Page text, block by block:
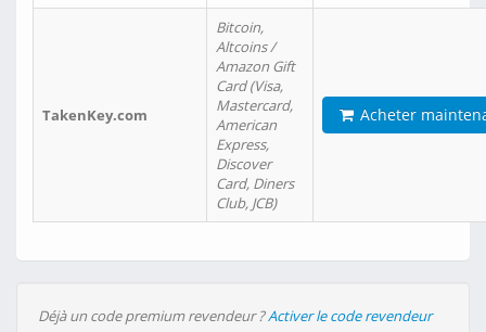
TakenKey.com
Bitcoin,
Altcoins /
Amazon Gift
Card (Visa,
Mastercard,
American
Express,
Discover
Card, Diners
Club, JCB)
Acheter
Déjà un code premium revendeur ?Activer le code revendeur